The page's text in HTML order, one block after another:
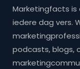
Marketingfacts is
iedere dag vers.
podcasts, blogs,